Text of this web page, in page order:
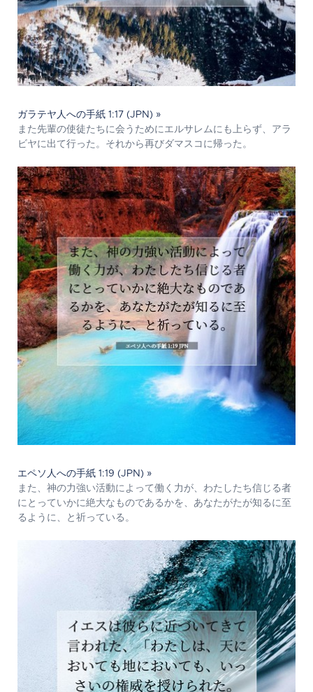
ガラテヤ人への手紙 1:17 (JPN) »
また先輩の使徒たちに会うためにエルサレムにも上らず、アラ
ビヤに出て行った。それから再びダマスコに帰った。
エペソ人への手紙 1:19 (JPN) »
また、神の力強い活動によって働く力が、わたしたち信じる者
にとっていかに絶大なものであるかを、あなたがたが知るに至
るように、と祈っている。